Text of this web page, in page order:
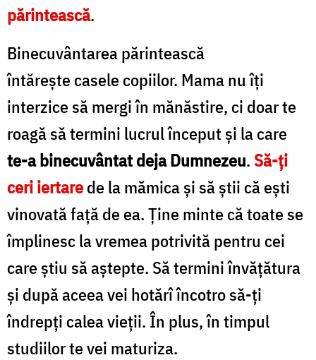
părintească.
Binecuvântarea părintească
întăreşte casele copiilor. Mama nu îţi
interzice să mergi în mănăstire, ci doar te
roagă să termini lucrul început şi la care
te-a binecuvântat deja Dumnezeu.Să-ţi
ceri iertarede la mămica şi să ştii că eşti
vinovată faţă de ea. Ţine minte că toate se
împlinesc la vremea potrivită pentru cei
care ştiu să aştepte. Să termini învăţătura
şi după aceea vei hotărî încotro să-ţi
îndrepţi calea vieţii. În plus, în timpul
studiilor te vei maturiza.